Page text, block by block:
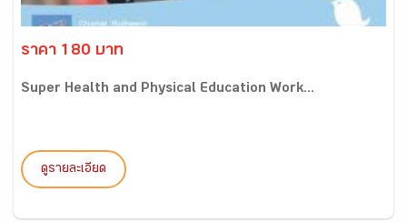
ราคา 180 บาท
Super Health and Physical Education Work...
ดูรายละเอียด